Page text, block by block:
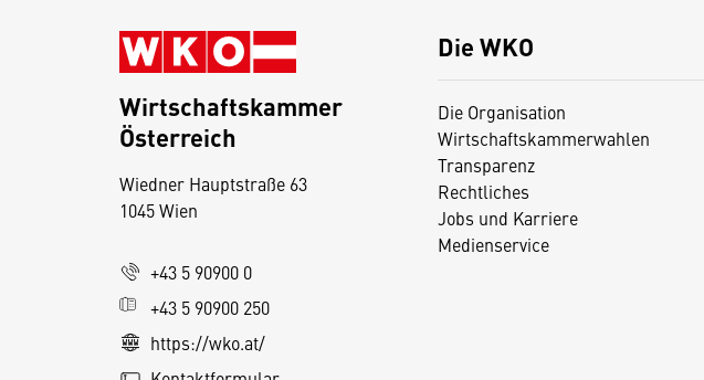
Die WKO
Die Organisation
Wirtschaftskammerwahlen
Transparenz
Rechtliches
Jobs und Karriere
Medienservice
Wirtschaftskammer
Österreich
Wiedner Hauptstraße 63
1045 Wien
+43 5 90900 0
+43 5 90900 250
https://wko.at/